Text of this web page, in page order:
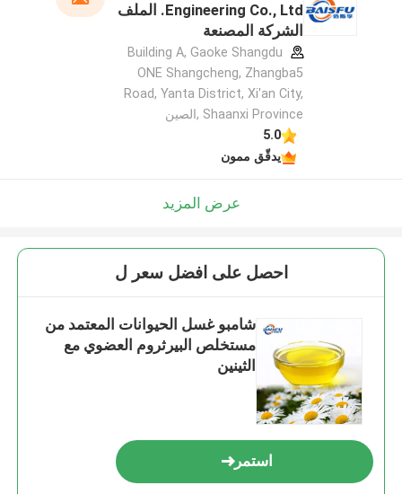
Engineering Co., Ltd. الملف
الشركة المصنعة
Building A, Gaoke Shangdu
ONE Shangcheng, Zhangba5
Road, Yanta District, Xi'an City,
Shaanxi Province ,الصين
5.0
يدقّق ممون
عرض المزيد
احصل على افضل سعر ل
شامبو غسل الحيوانات المعتمد من
مستخلص البيرثروم العضوي مع
الثينين
استمر